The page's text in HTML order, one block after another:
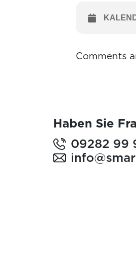
Comments
Haben Sie
09282 99